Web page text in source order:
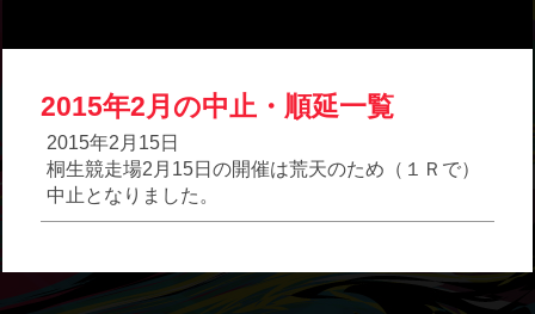
2015年2月の中止・順延一覧
2015年2月15日
桐生競走場2月15日の開催は荒天のため（１Ｒで）
中止となりました。